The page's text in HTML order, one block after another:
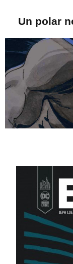
Un polar